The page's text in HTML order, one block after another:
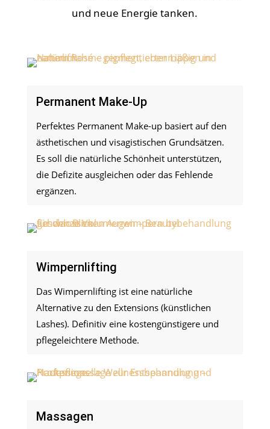
und neue Energie tanken.
Permanent Make-Up
Perfektes Permanent Make-up basiert auf den
ästhetischen und visagistischen Grundsätzen.
Es soll die natürliche Schönheit unterstützen,
die Defizite ausgleichen oder das Fehlende
ergänzen.
Wimpernlifting
Das Wimpernlifting ist eine natürliche
Alternative zu den Extensions (künstlichen
Lashes). Definitiv eine kostengünstigere und
pflegeleichtere Methode.
Massagen